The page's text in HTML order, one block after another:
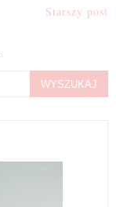
Starszy post